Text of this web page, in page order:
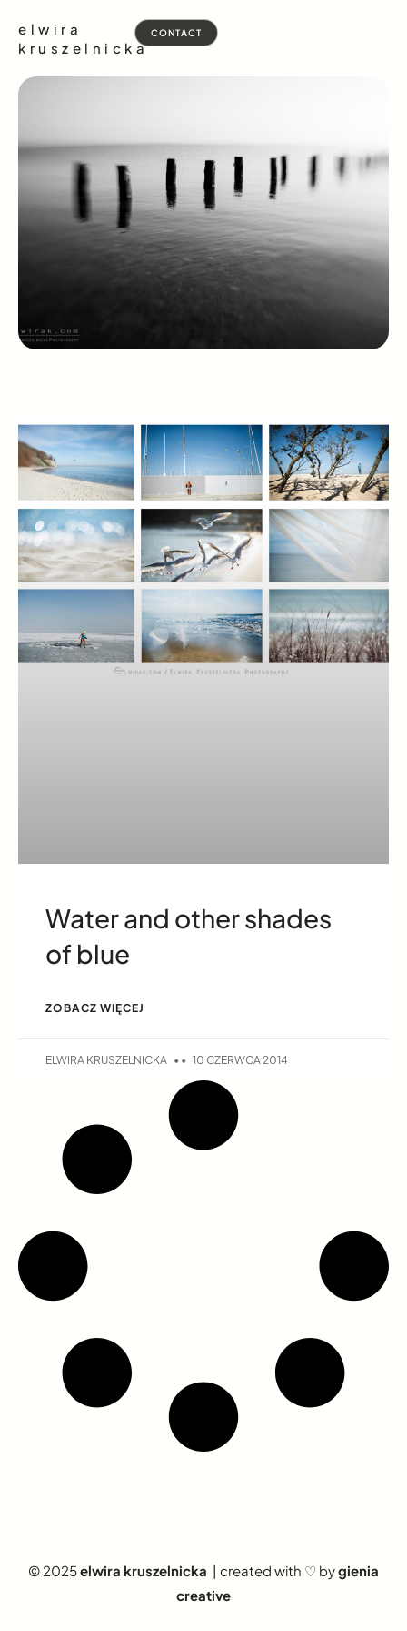
elwira
kruszelnicka
CONTACT
Water and other shades
of blue
ZOBACZ WIĘCEJ
ELWIRA KRUSZELNICKA 10 CZERWCA 2014
© 2025elwira kruszelnicka | created with ♡ bygienia
creative